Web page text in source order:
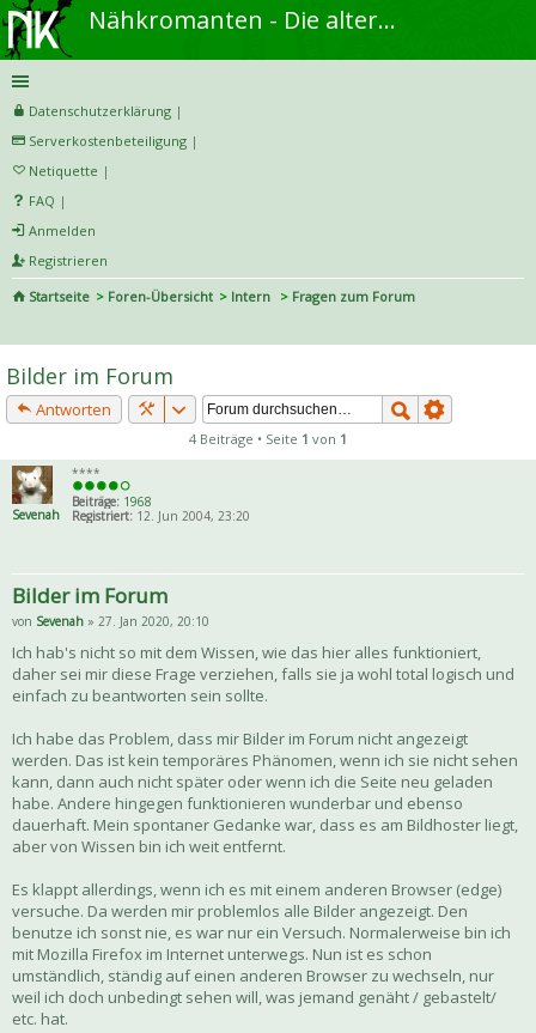
Nähkromanten - Die alternative Näh- und DIY-Community
Datenschutzerklärung |
Serverkostenbeteiligung |
Netiquette |
FAQ |
Anmelden
Registrieren
Startseite
Foren-Übersicht Intern
Fragen zum Forum
he
Bilder im Forum
Antworten
4 Beiträge • Seite 1 von 1
Sevenah
****
Beiträge: 1968
Registriert: 12. Jun 2004, 23:20
Bilder im Forum
von Sevenah » 27. Jan 2020, 20:10
Ich hab's nicht so mit dem Wissen, wie das hier alles funktioniert,
daher sei mir diese Frage verziehen, falls sie ja wohl total logisch und
einfach zu beantworten sein sollte.
Ich habe das Problem, dass mir Bilder im Forum nicht angezeigt
werden. Das ist kein temporäres Phänomen, wenn ich sie nicht sehen
kann, dann auch nicht später oder wenn ich die Seite neu geladen
habe. Andere hingegen funktionieren wunderbar und ebenso
dauerhaft. Mein spontaner Gedanke war, dass es am Bildhoster liegt,
aber von Wissen bin ich weit entfernt.
Es klappt allerdings, wenn ich es mit einem anderen Browser (edge)
versuche. Da werden mir problemlos alle Bilder angezeigt. Den
benutze ich sonst nie, es war nur ein Versuch. Normalerweise bin ich
mit Mozilla Firefox im Internet unterwegs. Nun ist es schon
umständlich, ständig auf einen anderen Browser zu wechseln, nur
weil ich doch unbedingt sehen will, was jemand genäht / gebastelt/
etc. hat.